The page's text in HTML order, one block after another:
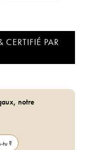
CERTIFIÉ PAR
notre
tu ?